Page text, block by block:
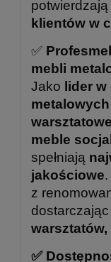
potwierdzają
klientów w
✅
mebli
Jako lider
meble
spełniają
jakościowe
z
dostarczając
✅